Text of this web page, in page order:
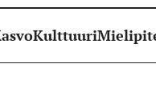
Kulttuuri